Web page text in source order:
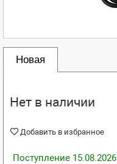
Новая
Нет в наличии
Добавить в избранное
Поступление 15.08.2026